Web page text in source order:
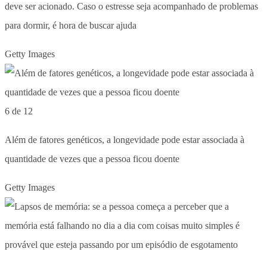
deve ser acionado. Caso o estresse seja acompanhado de problemas
para dormir, é hora de buscar ajuda
Getty Images
6 de 12
Além de fatores genéticos, a longevidade pode estar associada à
quantidade de vezes que a pessoa ficou doente
Getty Images